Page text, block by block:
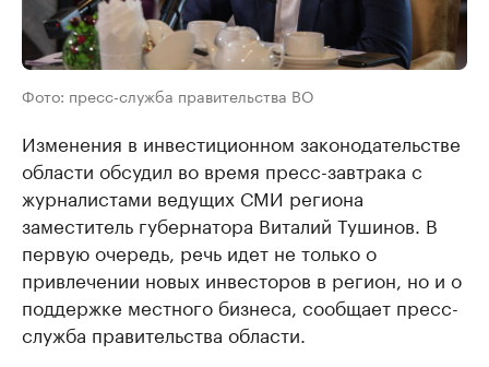
Фото: пресс-служба правительства ВО
Изменения в инвестиционном законодательстве
области обсудил во время пресс-завтрака с
журналистами ведущих СМИ региона
заместитель губернатора Виталий Тушинов. В
первую очередь, речь идет не только о
привлечении новых инвесторов в регион, но и о
поддержке местного бизнеса, сообщает пресс-
служба правительства области.